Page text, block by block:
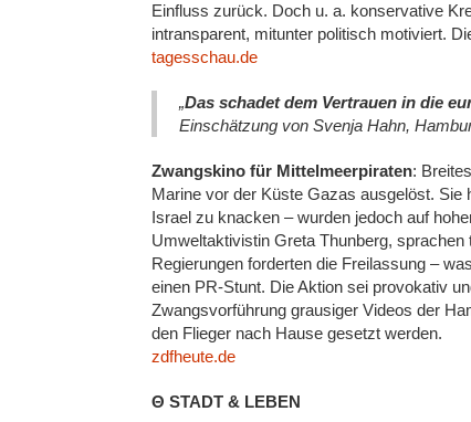
Einfluss zurück. Doch u. a. konservative
intransparent, mitunter politisch motiviert.
tagesschau.de
„Das schadet dem Vertrauen in die
Einschätzung von Svenja Hahn,
Zwangskino für Mittelmeerpiraten:
Marine vor der Küste Gazas ausgelöst.
Israel zu knacken – wurden jedoch auf
Umweltaktivistin Greta Thunberg,
Regierungen forderten die Freilassung –
einen PR-Stunt. Die Aktion sei provokativ
Zwangsvorführung grausiger Videos der
den Flieger nach Hause gesetzt werden.
zdfheute.de
Θ STADT & LEBEN